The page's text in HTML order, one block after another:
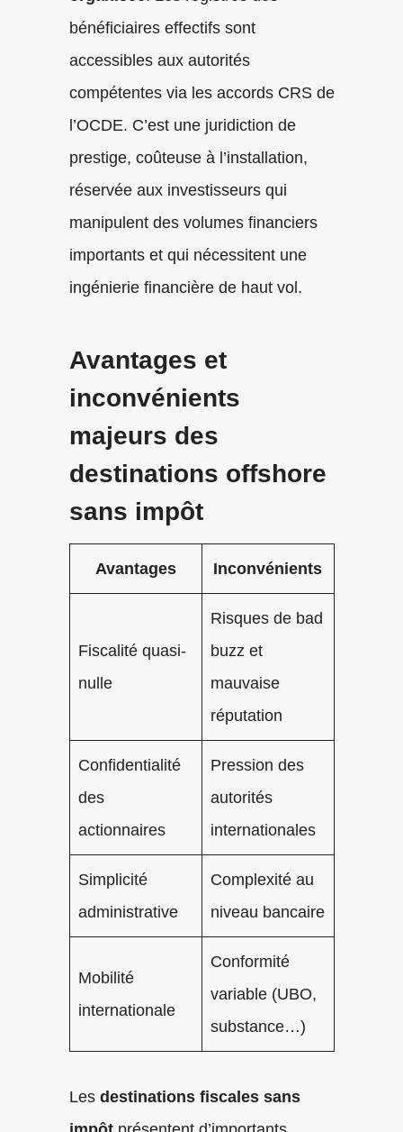
bénéficiaires effectifs sont
accessibles aux autorités
compétentes via les accords CRS de
l’OCDE. C’est une juridiction de
prestige, coûteuse à l’installation,
réservée aux investisseurs qui
manipulent des volumes financiers
importants et qui nécessitent une
ingénierie financière de haut vol.
Avantages et
inconvénients
majeurs des
destinations offshore
sans impôt
Avantages Inconvénients
Fiscalité quasi-
nulle
Risques de bad
buzz et
mauvaise
réputation
Confidentialité
des
actionnaires
Pression des
autorités
internationales
Simplicité
administrative
Complexité au
niveau bancaire
Mobilité
internationale
Conformité
variable (UBO,
substance…)
Les destinations fiscales sans